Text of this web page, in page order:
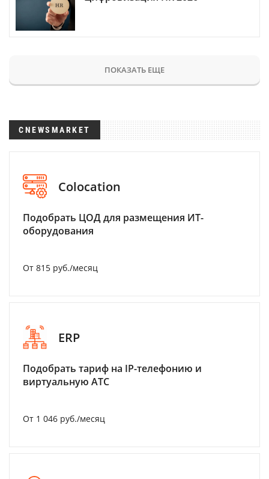
ПОКАЗАТЬ ЕЩЕ
CNEWSMARKET
Colocation
Подобрать ЦОД для размещения ИТ-
оборудования
От 815 руб./месяц
ERP
Подобрать тариф на IP-телефонию и
виртуальную АТС
От 1 046 руб./месяц